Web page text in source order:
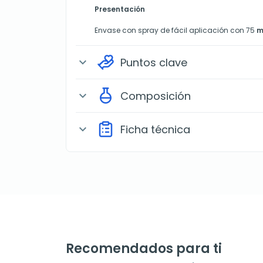
Presentación
Envase con spray de fácil aplicación con 75
expand_more Puntos clave
expand_more Composición
expand_more Ficha técnica
Recomendados para ti